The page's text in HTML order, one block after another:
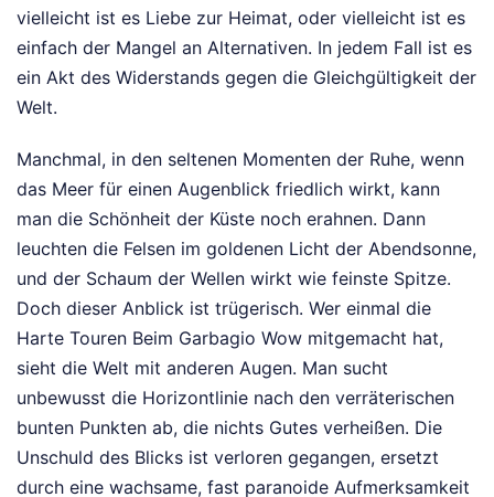
vielleicht ist es Liebe zur Heimat, oder vielleicht ist es
einfach der Mangel an Alternativen. In jedem Fall ist es
ein Akt des Widerstands gegen die Gleichgültigkeit der
Welt.
Manchmal, in den seltenen Momenten der Ruhe, wenn
das Meer für einen Augenblick friedlich wirkt, kann
man die Schönheit der Küste noch erahnen. Dann
leuchten die Felsen im goldenen Licht der Abendsonne,
und der Schaum der Wellen wirkt wie feinste Spitze.
Doch dieser Anblick ist trügerisch. Wer einmal die
Harte Touren Beim Garbagio Wow mitgemacht hat,
sieht die Welt mit anderen Augen. Man sucht
unbewusst die Horizontlinie nach den verräterischen
bunten Punkten ab, die nichts Gutes verheißen. Die
Unschuld des Blicks ist verloren gegangen, ersetzt
durch eine wachsame, fast paranoide Aufmerksamkeit